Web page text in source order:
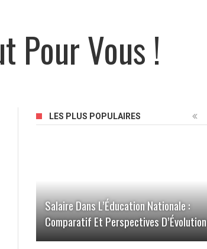
Pour Vous !
LES PLUS POPULAIRES
Salaire Dans L’Éducation Nationale :
Comparatif Et Perspectives D’Évolution